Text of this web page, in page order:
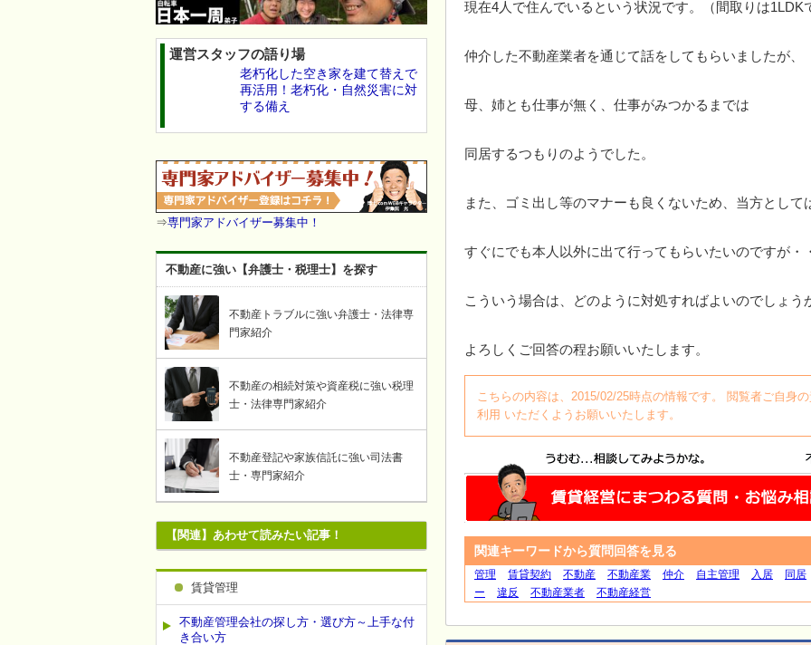
現在4人で住んでいるという状況です。（間取りは1LDK
仲介した不動産業者を通じて話をしてもらいましたが、
母、姉とも仕事が無く、仕事がみつかるまでは
同居するつもりのようでした。
また、ゴミ出し等のマナーも良くないため、当方として
すぐにでも本人以外に出て行ってもらいたいのですが・
こういう場合は、どのように対処すればよいのでしょう
よろしくご回答の程お願いいたします。
こちらの内容は、2015/02/25時点の情報です。 閲覧者ご自身
利用 いただくようお願いいたします。
関連キーワードから質問回答を見る
管理 賃貸契約 不動産 不動産業 仲介 自主管理 入居 同居
ー
違反 不動産業者 不動産経営
運営スタッフの語り場
老朽化した空き家を建て替えで
再活用！老朽化・自然災害に対
する備え
⇒専門家アドバイザー募集中！
不動産に強い【弁護士・税理士】を探す
不動産トラブルに強い弁護士・法律専
門家紹介
不動産の相続対策や資産税に強い税理
士・法律専門家紹介
不動産登記や家族信託に強い司法書
士・専門家紹介
【関連】あわせて読みたい記事！
賃貸管理
不動産管理会社の探し方・選び方～上手な付
き合い方